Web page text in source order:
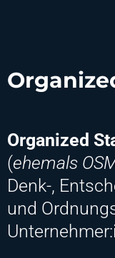
Organized
(ehemals
Denk-,
und